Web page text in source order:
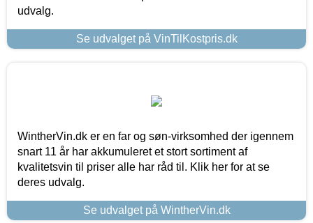
udvalg.
Se udvalget på VinTilKostpris.dk
WintherVin.dk er en far og søn-virksomhed der igennem
snart 11 år har akkumuleret et stort sortiment af
kvalitetsvin til priser alle har råd til. Klik her for at se
deres udvalg.
Se udvalget på WintherVin.dk